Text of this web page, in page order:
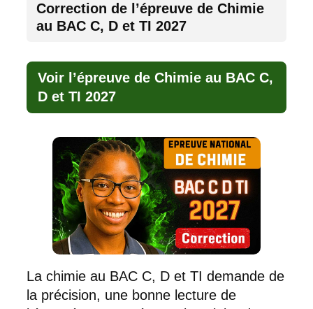
Correction de l’épreuve de Chimie
au BAC C, D et TI 2027
Voir l’épreuve de Chimie au BAC C,
D et TI 2027
La chimie au BAC C, D et TI demande de
la précision, une bonne lecture de